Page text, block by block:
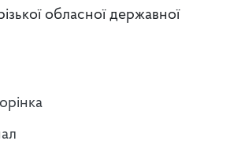
обласної державної